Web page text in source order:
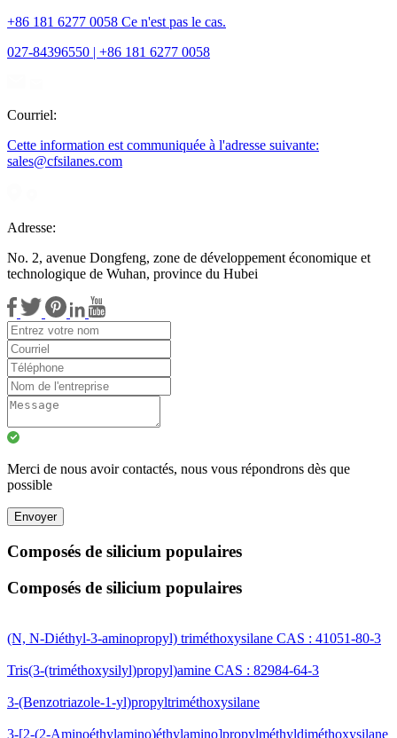
+86 181 6277 0058 Ce n'est pas le cas.
027-84396550 | +86 181 6277 0058
Courriel:
Cette information est communiquée à l'adresse suivante:
sales@cfsilanes.com
Adresse:
No. 2, avenue Dongfeng, zone de développement économique et
technologique de Wuhan, province du Hubei
Merci de nous avoir contactés, nous vous répondrons dès que
possible
Envoyer
Composés de silicium populaires
Composés de silicium populaires
(N, N-Diéthyl-3-aminopropyl) triméthoxysilane CAS : 41051-80-3
Tris(3-(triméthoxysilyl)propyl)amine CAS : 82984-64-3
3-(Benzotriazole-1-yl)propyltriméthoxysilane
3-[2-(2-Aminoéthylamino)éthylamino]propylméthyldiméthoxysilane